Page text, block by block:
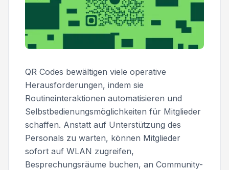
QR Codes bewältigen viele operative
Herausforderungen, indem sie
Routineinteraktionen automatisieren und
Selbstbedienungsmöglichkeiten für Mitglieder
schaffen. Anstatt auf Unterstützung des
Personals zu warten, können Mitglieder
sofort auf WLAN zugreifen,
Besprechungsräume buchen, an Community-